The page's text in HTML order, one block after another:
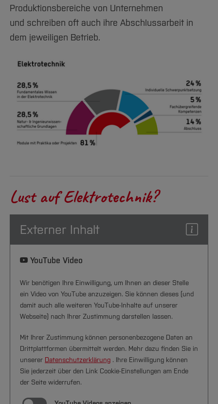
Produktionsbereiche von Unternehmen
und schreiben oft auch ihre Abschlussarbeit in
dem jeweiligen Betrieb.
Lust auf Elektrotechnik?
Externer Inhalt
YouTube Video
Wir benötigen Ihre Einwilligung, um Ihnen an dieser Stelle
ein Video von YouTube anzuzeigen. Sie können dieses (und
damit auch alle weiteren YouTube-Inhalte auf unserer
Webseite) nach Ihrer Zustimmung darstellen lassen.
Mit Ihrer Zustimmung können personenbezogene Daten an
Drittplattformen übermittelt werden. Mehr dazu finden Sie in
unserer Datenschutzerklärung . Ihre Einwilligung können
Sie jederzeit über den Link Cookie-Einstellungen am Ende
der Seite widerrufen.